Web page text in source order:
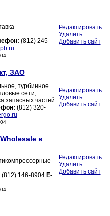
(812) 245-
Редактировать
Удалить
Добавить сайт
ЗАО
турбинное
сети,
запасных частей.
(812) 320-
Редактировать
Удалить
Добавить сайт
в
(812) 146-8904 E-
Редактировать
Удалить
Добавить сайт